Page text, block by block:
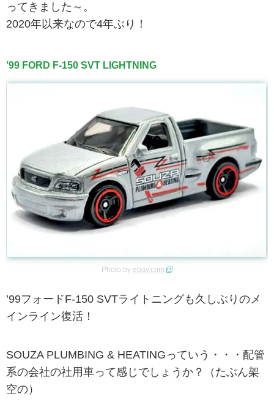
ってきました～。
2020年以来なので4年ぶり！
’99 FORD F-150 SVT LIGHTNING
Photo by ebay.com
’99フォードF-150 SVTライトニングも久しぶりのメ
インライン復活！
SOUZA PLUMBING & HEATINGっていう・・・配管
系の会社の社用車って感じでしょうか？（たぶん架
空の）